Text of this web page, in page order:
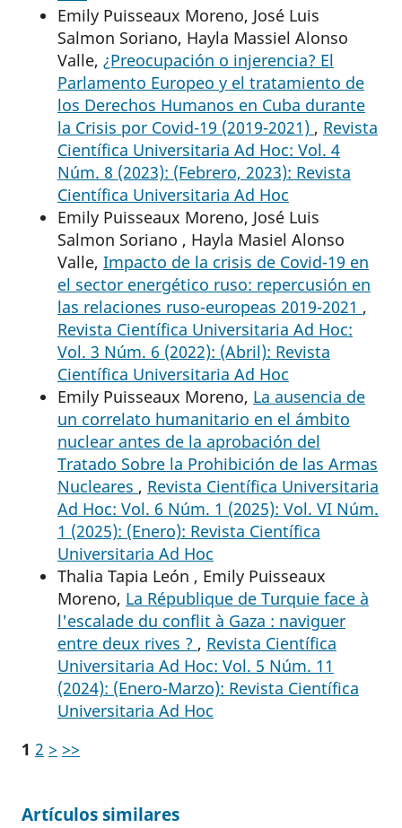
Emily Puisseaux Moreno, José Luis
Salmon Soriano, Hayla Massiel Alonso
Valle, ¿Preocupación o injerencia? El
Parlamento Europeo y el tratamiento de
los Derechos Humanos en Cuba durante
la Crisis por Covid-19 (2019-2021) , Revista
Científica Universitaria Ad Hoc: Vol. 4
Núm. 8 (2023): (Febrero, 2023): Revista
Científica Universitaria Ad Hoc
Emily Puisseaux Moreno, José Luis
Salmon Soriano , Hayla Masiel Alonso
Valle, Impacto de la crisis de Covid-19 en
el sector energético ruso: repercusión en
las relaciones ruso-europeas 2019-2021 ,
Revista Científica Universitaria Ad Hoc:
Vol. 3 Núm. 6 (2022): (Abril): Revista
Científica Universitaria Ad Hoc
Emily Puisseaux Moreno, La ausencia de
un correlato humanitario en el ámbito
nuclear antes de la aprobación del
Tratado Sobre la Prohibición de las Armas
Nucleares , Revista Científica Universitaria
Ad Hoc: Vol. 6 Núm. 1 (2025): Vol. VI Núm.
1 (2025): (Enero): Revista Científica
Universitaria Ad Hoc
Thalia Tapia León , Emily Puisseaux
Moreno, La République de Turquie face à
l'escalade du conflit à Gaza : naviguer
entre deux rives ? , Revista Científica
Universitaria Ad Hoc: Vol. 5 Núm. 11
(2024): (Enero-Marzo): Revista Científica
Universitaria Ad Hoc
1 2 > >>
Artículos similares